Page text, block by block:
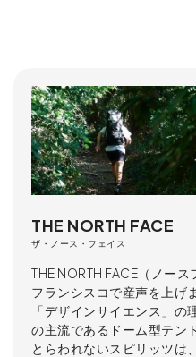
THE NORTH FACE
ザ・ノース・フェイス
THE NORTH FACE（ノー
フランシスコで産声を上げ
「デザインサイエンス」の
の主流であるドーム型テン
とらわれないスピリッツは